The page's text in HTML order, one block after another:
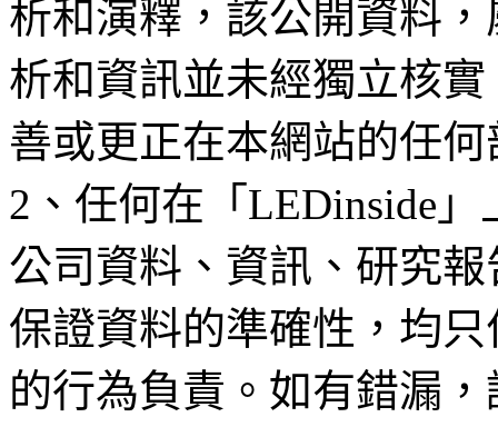
析和演釋，該公開資料
析和資訊並未經獨立核
善或更正在本網站的任
2、任何在「LEDinside
公司資料、資訊、研究
保證資料的準確性，均
的行為負責。如有錯漏